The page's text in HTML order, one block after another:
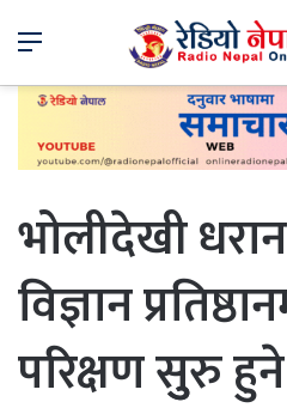
Menu
भोलीदेखी
विज्ञान
परिक्षण सुुरु हुने